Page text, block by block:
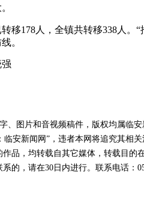
移178人，全镇共转移338人。
。
、图片和音视频稿件，版权均属临
安新闻网”，违者本网将追究其相关
品，均转载自其它媒体，转载目的
，请在30日内进行。联系电话：